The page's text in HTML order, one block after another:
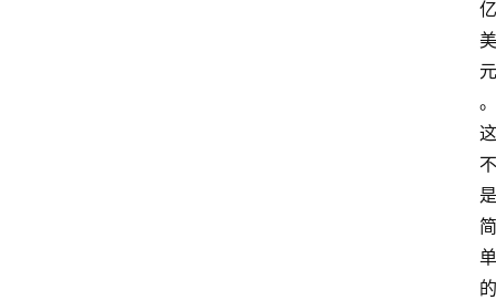
亿
美
元
。
这
不
是
简
单
的